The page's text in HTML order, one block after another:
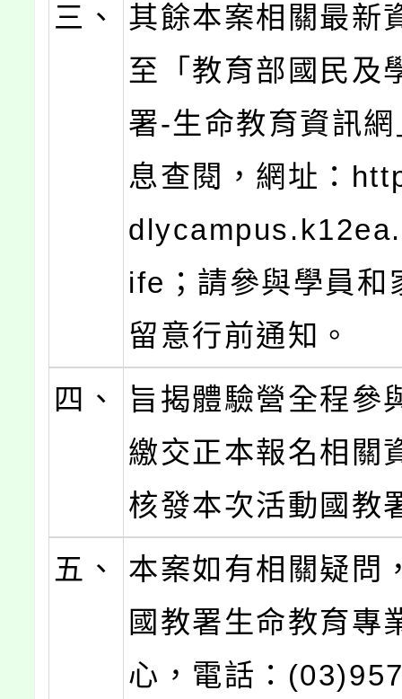
三、
其餘本案相關最新
至「教育部國民及
署-生命教育資訊
息查閱，網址：
ife；請參與學員和
留意行前通知。
四、
旨揭體驗營全程參
繳交正本報名相關
核發本次活動國教
五、
本案如有相關疑問
國教署生命教育專
心，電話：